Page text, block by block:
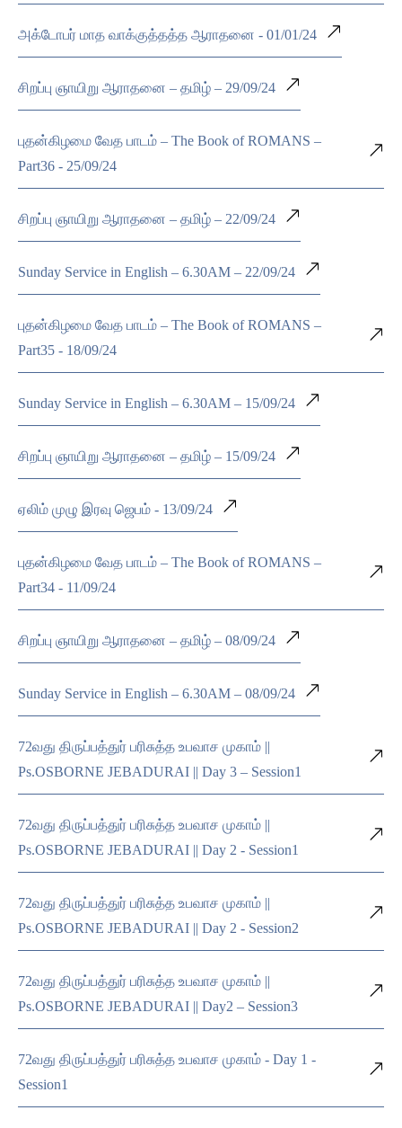
அக்டோபர் மாத வாக்குத்தத்த ஆராதனை - 01/01/24
சிறப்பு ஞாயிறு ஆராதனை – தமிழ் – 29/09/24
புதன்கிழமை வேத பாடம் – The Book of ROMANS –
Part36 - 25/09/24
சிறப்பு ஞாயிறு ஆராதனை – தமிழ் – 22/09/24
Sunday Service in English – 6.30AM – 22/09/24
புதன்கிழமை வேத பாடம் – The Book of ROMANS –
Part35 - 18/09/24
Sunday Service in English – 6.30AM – 15/09/24
சிறப்பு ஞாயிறு ஆராதனை – தமிழ் – 15/09/24
ஏலிம் முழு இரவு ஜெபம் - 13/09/24
புதன்கிழமை வேத பாடம் – The Book of ROMANS –
Part34 - 11/09/24
சிறப்பு ஞாயிறு ஆராதனை – தமிழ் – 08/09/24
Sunday Service in English – 6.30AM – 08/09/24
72வது திருப்பத்துர் பரிசுத்த உபவாச முகாம் ||
Ps.OSBORNE JEBADURAI || Day 3 – Session1
72வது திருப்பத்துர் பரிசுத்த உபவாச முகாம் ||
Ps.OSBORNE JEBADURAI || Day 2 - Session1
72வது திருப்பத்துர் பரிசுத்த உபவாச முகாம் ||
Ps.OSBORNE JEBADURAI || Day 2 - Session2
72வது திருப்பத்துர் பரிசுத்த உபவாச முகாம் ||
Ps.OSBORNE JEBADURAI || Day2 – Session3
72வது திருப்பத்துர் பரிசுத்த உபவாச முகாம் - Day 1 -
Session1